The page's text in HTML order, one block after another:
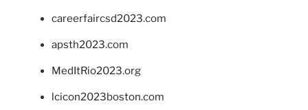
careerfaircsd2023.com
apsth2023.com
MedItRio2023.org
lcicon2023boston.com